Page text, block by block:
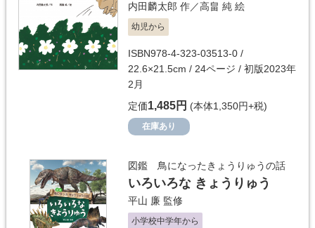
内田麟太郎 作／高畠 純 絵
幼児から
ISBN978-4-323-03513-0 /
22.6×21.5cm / 24ページ / 初版2023年
2月
定価1,485円 (本体1,350円+税)
在庫あり
図鑑 鳥になったきょうりゅうの話
いろいろな きょうりゅう
平山 廉 監修
小学校中学年から